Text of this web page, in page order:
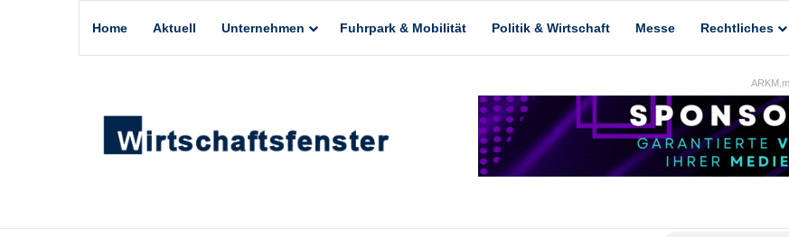
Home Aktuell Unternehmen Fuhrpark & Mobilität Politik & Wirtschaft Messe Rechtliches